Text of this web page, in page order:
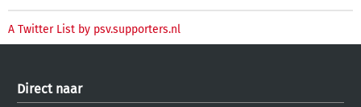
A Twitter List by psv.supporters.nl
Direct naar